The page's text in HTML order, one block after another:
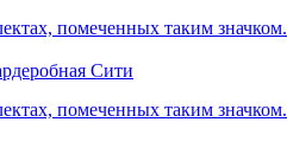
помеченных таким значком.
Сити
помеченных таким значком.